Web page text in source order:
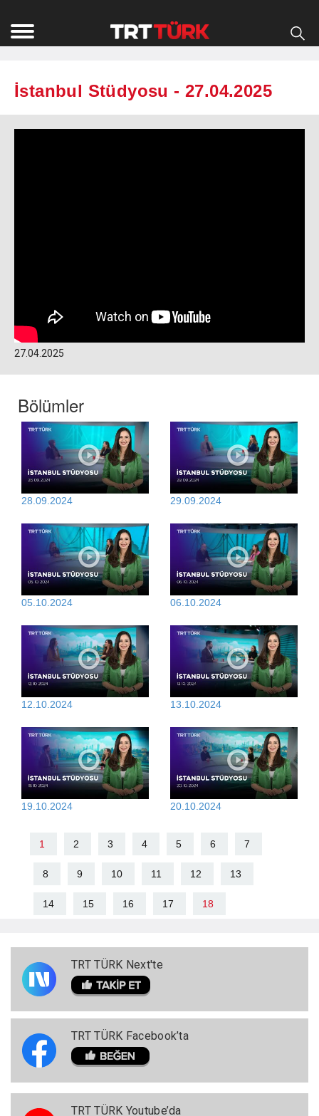
İstanbul Stüdyosu - 27.04.2025
27.04.2025
Bölümler
28.09.2024 29.09.2024
05.10.2024 06.10.2024
12.10.2024 13.10.2024
19.10.2024 20.10.2024
1 2 3 4 5 6 7
8 9 10 11 12 13
14 15 16 17 18
TRT TÜRK Next'te
TRT TÜRK Facebook’ta
TRT TÜRK Youtube’da